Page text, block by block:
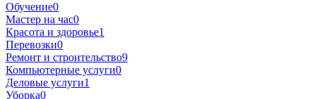
Обучение0
Мастер на час0
Красота и здоровье1
Перевозки0
Ремонт и строительство9
Компьютерные услуги0
Деловые услуги1
Уборка0